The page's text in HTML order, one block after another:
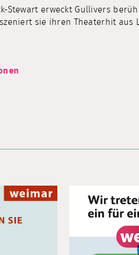
Stewart erweckt Gullivers
sie ihren Theaterhit aus